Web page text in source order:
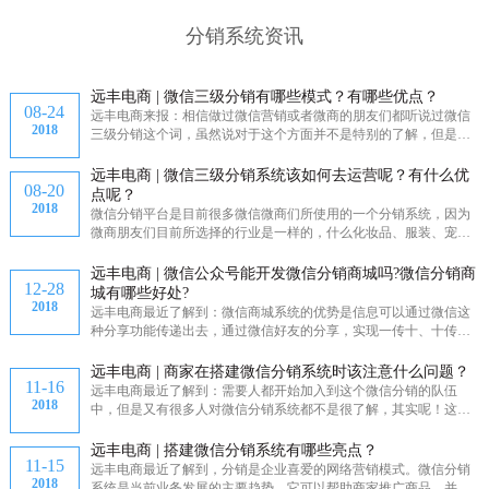
分销系统资讯
08-24
2018
远丰电商 | 微信三级分销有哪些模式？有哪些优点？
远丰电商来报：相信做过微信营销或者微商的朋友们都听说过微信
三级分销这个词，虽然说对于这个方面并不是特别的了解，但是也
08-20
2018
远丰电商 | 微信三级分销系统该如何去运营呢？有什么优
点呢？
微信分销平台是目前很多微信微商们所使用的一个分销系统，因为
微商朋友们目前所选择的行业是一样的，什么化妆品、服装、宠物
12-28
2018
远丰电商 | 微信公众号能开发微信分销商城吗?微信分销商
城有哪些好处?
远丰电商最近了解到：微信商城系统的优势是信息可以通过微信这
种分享功能传递出去，通过微信好友的分享，实现一传十、十传
11-16
2018
远丰电商 | 商家在搭建微信分销系统时该注意什么问题？
远丰电商最近了解到：需要人都开始加入到这个微信分销的队伍
中，但是又有很多人对微信分销系统都不是很了解，其实呢！这种
11-15
2018
远丰电商 | 搭建微信分销系统有哪些亮点？
远丰电商最近了解到，分销是企业喜爱的网络营销模式。微信分销